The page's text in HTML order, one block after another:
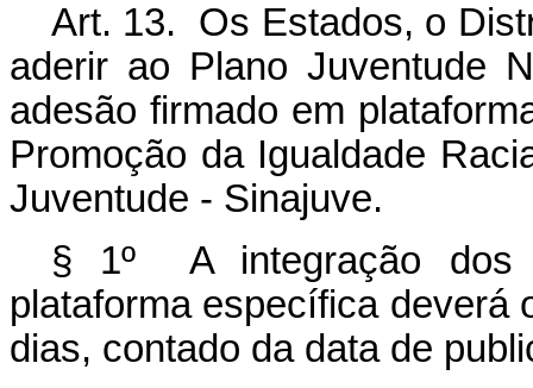
Art. 13. Os Estados, o
aderir ao Plano Juventude
adesão firmado em
Promoção da Igualdade
Juventude - Sinajuve.
§ 1º A integração dos
plataforma específica deverá
dias, contado da data de